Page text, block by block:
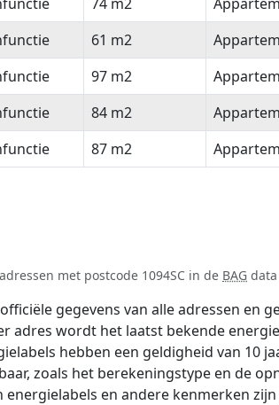
61 m2
97 m2
84 m2
87 m2
met postcode 1094SC in de BAG
gegevens van alle adressen en
adres wordt het laatst bekende
hebben een geldigheid van 10
zoals het berekeningstype en de
en andere kenmerken